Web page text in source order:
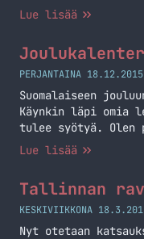
tuli mahdollisuus
harva se päivä.
myyntiin ja uutta
olisi ollut
Jatka lukemista
Lue lisää
PERJANTAINA
Suomalaiseen
Käynkin läpi omia
tulee syötyä. Olen
reseptiin vielä
Lue lisää
Tallinnan
KESKIVIIKKONA
Nyt otetaan